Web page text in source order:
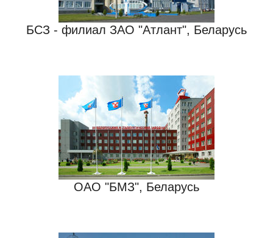
БСЗ - филиал ЗАО "Атлант", Беларусь
ОАО "БМЗ", Беларусь